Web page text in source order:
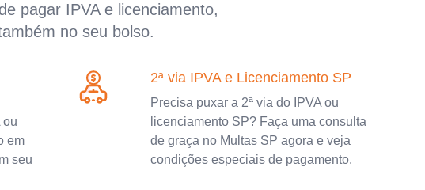
pagar IPVA e licenciamento,
no seu bolso.
ou
em
seu
2ª via IPVA e Licenciamento SP
Precisa puxar a 2ª via do IPVA ou
licenciamento SP? Faça uma consulta
de graça no Multas SP agora e veja
condições especiais de pagamento.